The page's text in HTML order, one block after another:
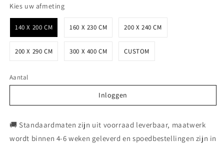
Kies uw afmetingKies uw afmeting
140 X 200 CM 160 X 230 CM 200 X 240 CM
200 X 290 CM 300 X 400 CM CUSTOM
Aantal
Inloggen
Inloggen
🚚 Standaardmaten zijn uit voorraad leverbaar, maatwerk
wordt binnen 4-6 weken geleverd en spoedbestellingen zijn in